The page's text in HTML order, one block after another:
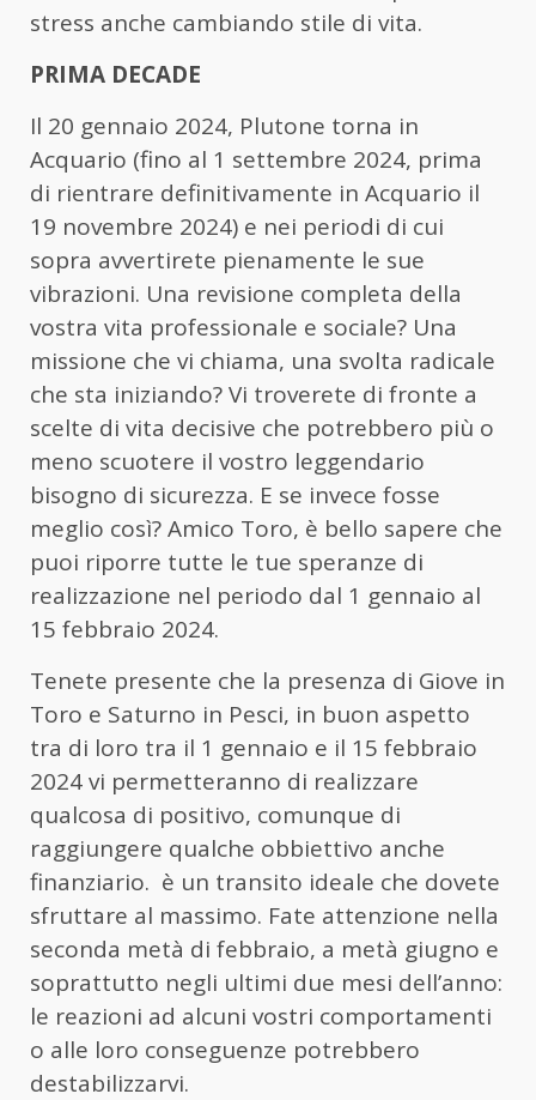
stress anche cambiando stile di vita.
PRIMA DECADE
Il 20 gennaio 2024, Plutone torna in
Acquario (fino al 1 settembre 2024, prima
di rientrare definitivamente in Acquario il
19 novembre 2024) e nei periodi di cui
sopra avvertirete pienamente le sue
vibrazioni. Una revisione completa della
vostra vita professionale e sociale? Una
missione che vi chiama, una svolta radicale
che sta iniziando? Vi troverete di fronte a
scelte di vita decisive che potrebbero più o
meno scuotere il vostro leggendario
bisogno di sicurezza. E se invece fosse
meglio così? Amico Toro, è bello sapere che
puoi riporre tutte le tue speranze di
realizzazione nel periodo dal 1 gennaio al
15 febbraio 2024.
Tenete presente che la presenza di Giove in
Toro e Saturno in Pesci, in buon aspetto
tra di loro tra il 1 gennaio e il 15 febbraio
2024 vi permetteranno di realizzare
qualcosa di positivo, comunque di
raggiungere qualche obbiettivo anche
finanziario. è un transito ideale che dovete
sfruttare al massimo. Fate attenzione nella
seconda metà di febbraio, a metà giugno e
soprattutto negli ultimi due mesi dell’anno:
le reazioni ad alcuni vostri comportamenti
o alle loro conseguenze potrebbero
destabilizzarvi.